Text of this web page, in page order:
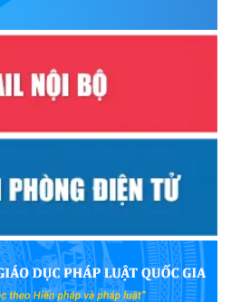
vĩ đại” giai đoạn 2026-2030
Nam tỉnh kêu gọi vận động
thiệt hại do bão số 10 gây ra
CÁO NGƯỜI DÂN TĂNG
BỆNH TẢ
tục hành chính đủ điều kiện
trình, một phần trên môi trường